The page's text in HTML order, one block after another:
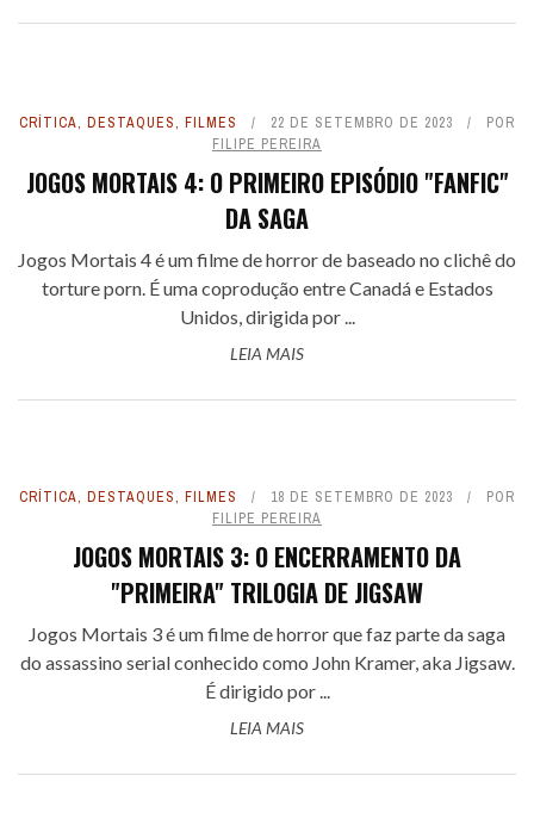
CRÍTICA, DESTAQUES, FILMES 22 DE SETEMBRO DE 2023
POR
FILIPE PEREIRA
JOGOS MORTAIS 4: O PRIMEIRO EPISÓDIO "FANFIC"
DA SAGA
Jogos Mortais 4 é um filme de horror de baseado no clichê do
torture porn. É uma coprodução entre Canadá e Estados
Unidos, dirigida por ...
LEIA MAIS
CRÍTICA, DESTAQUES, FILMES 18 DE SETEMBRO DE 2023
POR
FILIPE PEREIRA
JOGOS MORTAIS 3: O ENCERRAMENTO DA
"PRIMEIRA" TRILOGIA DE JIGSAW
Jogos Mortais 3 é um filme de horror que faz parte da saga
do assassino serial conhecido como John Kramer, aka Jigsaw.
É dirigido por ...
LEIA MAIS